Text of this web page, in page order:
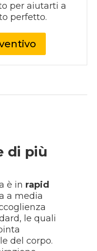
per aiutarti a
perfetto.
di più
è in rapid
a media
le quali
del corpo.